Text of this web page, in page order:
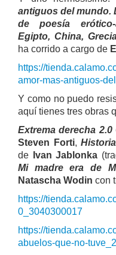
antiguos del mundo.
de poesía erótico-
Egipto, China,
ha corrido a cargo de
https://
amor-mas-antiguos-
Y como no puedo
aquí tienes tres obras
Extrema derecha
Steven Forti,
de
Ivan Jablonka
Mi madre era de
Natascha Wodin con
https://
0_3040300017
https://
abuelos-que-no-